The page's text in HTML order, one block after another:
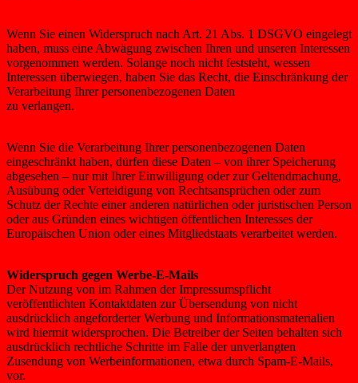
Wenn Sie einen Widerspruch nach Art. 21 Abs. 1 DSGVO eingelegt
haben, muss eine Abwägung zwischen Ihren und unseren Interessen
vorgenommen werden. Solange noch nicht feststeht, wessen
Interessen überwiegen, haben Sie das Recht, die Einschränkung der
Verarbeitung Ihrer personenbezogenen Daten
zu verlangen.
Wenn Sie die Verarbeitung Ihrer personenbezogenen Daten
eingeschränkt haben, dürfen diese Daten – von ihrer Speicherung
abgesehen – nur mit Ihrer Einwilligung oder zur Geltendmachung,
Ausübung oder Verteidigung von Rechtsansprüchen oder zum
Schutz der Rechte einer anderen natürlichen oder juristischen Person
oder aus Gründen eines wichtigen öffentlichen Interesses der
Europäischen Union oder eines Mitgliedstaats verarbeitet werden.
Widerspruch gegen Werbe-E-Mails
Der Nutzung von im Rahmen der Impressumspflicht
veröffentlichten Kontaktdaten zur Übersendung von nicht
ausdrücklich angeforderter Werbung und Informationsmaterialien
wird hiermit widersprochen. Die Betreiber der Seiten behalten sich
ausdrücklich rechtliche Schritte im Falle der unverlangten
Zusendung von Werbeinformationen, etwa durch Spam-E-Mails,
vor.